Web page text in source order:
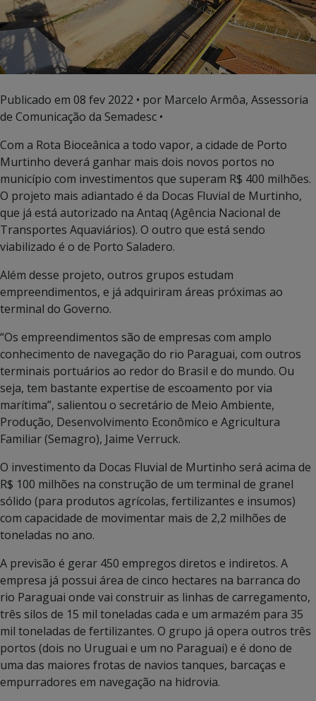
Publicado em 08 fev 2022 • por Marcelo Armôa, Assessoria
de Comunicação da Semadesc •
Com a Rota Bioceânica a todo vapor, a cidade de Porto
Murtinho deverá ganhar mais dois novos portos no
município com investimentos que superam R$ 400 milhões.
O projeto mais adiantado é da Docas Fluvial de Murtinho,
que já está autorizado na Antaq (Agência Nacional de
Transportes Aquaviários). O outro que está sendo
viabilizado é o de Porto Saladero.
Além desse projeto, outros grupos estudam
empreendimentos, e já adquiriram áreas próximas ao
terminal do Governo.
“Os empreendimentos são de empresas com amplo
conhecimento de navegação do rio Paraguai, com outros
terminais portuários ao redor do Brasil e do mundo. Ou
seja, tem bastante expertise de escoamento por via
marítima”, salientou o secretário de Meio Ambiente,
Produção, Desenvolvimento Econômico e Agricultura
Familiar (Semagro), Jaime Verruck.
O investimento da Docas Fluvial de Murtinho será acima de
R$ 100 milhões na construção de um terminal de granel
sólido (para produtos agrícolas, fertilizantes e insumos)
com capacidade de movimentar mais de 2,2 milhões de
toneladas no ano.
A previsão é gerar 450 empregos diretos e indiretos. A
empresa já possui área de cinco hectares na barranca do
rio Paraguai onde vai construir as linhas de carregamento,
três silos de 15 mil toneladas cada e um armazém para 35
mil toneladas de fertilizantes. O grupo já opera outros três
portos (dois no Uruguai e um no Paraguai) e é dono de
uma das maiores frotas de navios tanques, barcaças e
empurradores em navegação na hidrovia.